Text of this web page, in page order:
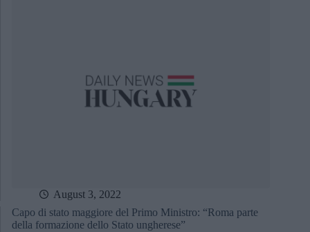
August 3, 2022
Capo di stato maggiore del Primo Ministro: “Roma parte
della formazione dello Stato ungherese”